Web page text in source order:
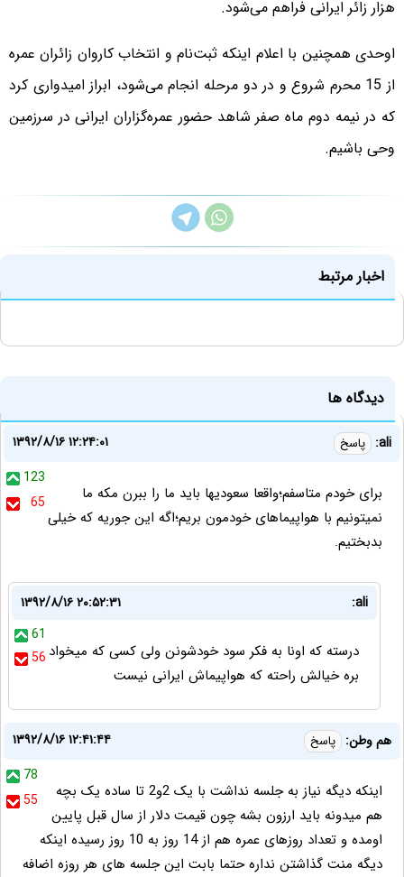
هزار زائر ایرانی فراهم می‌شود.
اوحدی همچنین با اعلام اینکه ثبت‌نام و انتخاب کاروان زائران عمره
از 15 محرم شروع و در دو مرحله انجام می‌شود، ابراز امیدواری کرد
که در نیمه دوم ماه صفر شاهد حضور عمره‌گزاران ایرانی در سرزمین
وحی باشیم.
اخبار مرتبط
دیدگاه ها
ali: پاسخ
۱۳۹۲/۸/۱۶ ۱۲:۲۴:۰۱
123
65
برای خودم متاسفم؛واقعا سعودیها باید ما را ببرن مکه ما
نمیتونیم با هواپیماهای خودمون بریم؛اگه این جوریه که خیلی
بدبختیم.
ali:
۱۳۹۲/۸/۱۶ ۲۰:۵۲:۳۱
61
56 درسته که اونا به فکر سود خودشونن ولی کسی که میخواد
بره خیالش راحته که هواپیماش ایرانی نیست
هم وطن: پاسخ
۱۳۹۲/۸/۱۶ ۱۲:۴۱:۴۴
78
55
اینکه دیگه نیاز به جلسه نداشت با یک 2و2 تا ساده یک بچه
هم میدونه باید ارزون بشه چون قیمت دلار از سال قبل پایین
اومده و تعداد روزهای عمره هم از 14 روز به 10 روز رسیده اینکه
دیگه منت گذاشتن نداره حتما بابت این جلسه های هر روزه اضافه